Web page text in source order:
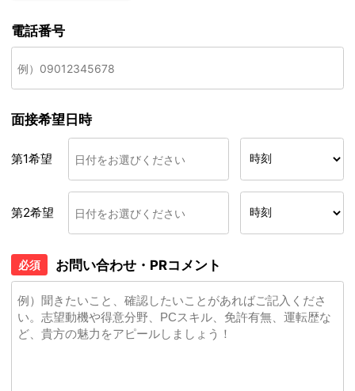
電話番号
面接希望日時
第1希望
第2希望
必須 お問い合わせ・PRコメント